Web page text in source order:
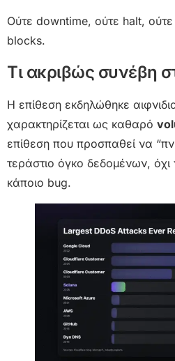
Ούτε downtime, ούτε halt,
blocks.
Τι ακριβώς συνέβη
Η επίθεση εκδηλώθηκε
χαρακτηρίζεται ως καθαρό
επίθεση που προσπαθεί να
τεράστιο όγκο δεδομένων, όχι
κάποιο bug.